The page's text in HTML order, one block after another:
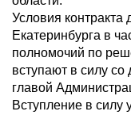
Условия
Екатеринбурга в
полномочий по
вступают в силу со
главой
Вступление в силу